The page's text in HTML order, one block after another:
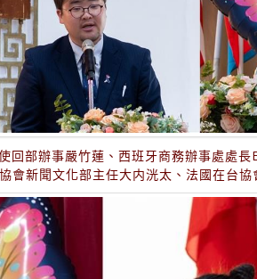
回部辦事嚴竹蓮、西班牙商務辦事處處
新聞文化部主任大内洸太、法國在台